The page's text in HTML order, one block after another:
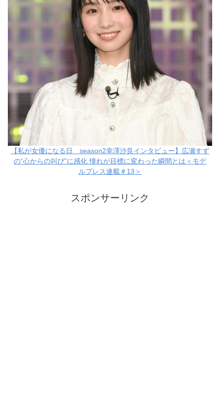
【私が女優になる日＿season2幸澤沙良インタビュー】広瀬すず
の“心からの叫び”に感化 憧れが目標に変わった瞬間とは＜モデ
ルプレス連載＃13＞
スポンサーリンク